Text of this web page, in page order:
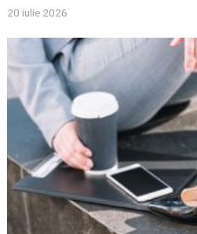
20 iulie 2026